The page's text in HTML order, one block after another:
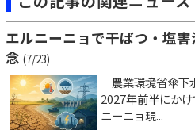
エルニーニョで干ばつ・塩
念 (7/23)
農業環境省傘下
2027年前半にか
ニーニョ現...